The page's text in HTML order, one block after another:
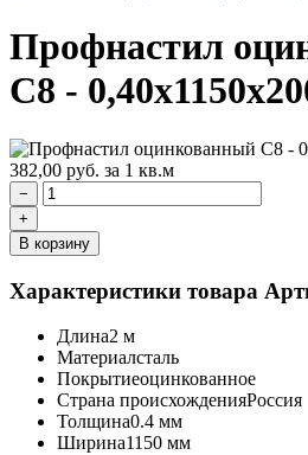
Профнастил
С8 -
382,00 руб. за 1 кв.м
−
+
В корзину
Характеристики товара
Длина2 м
Материалсталь
Покрытиеоцинкованное
Страна происхожденияРоссия
Толщина0.4 мм
Ширина1150 мм